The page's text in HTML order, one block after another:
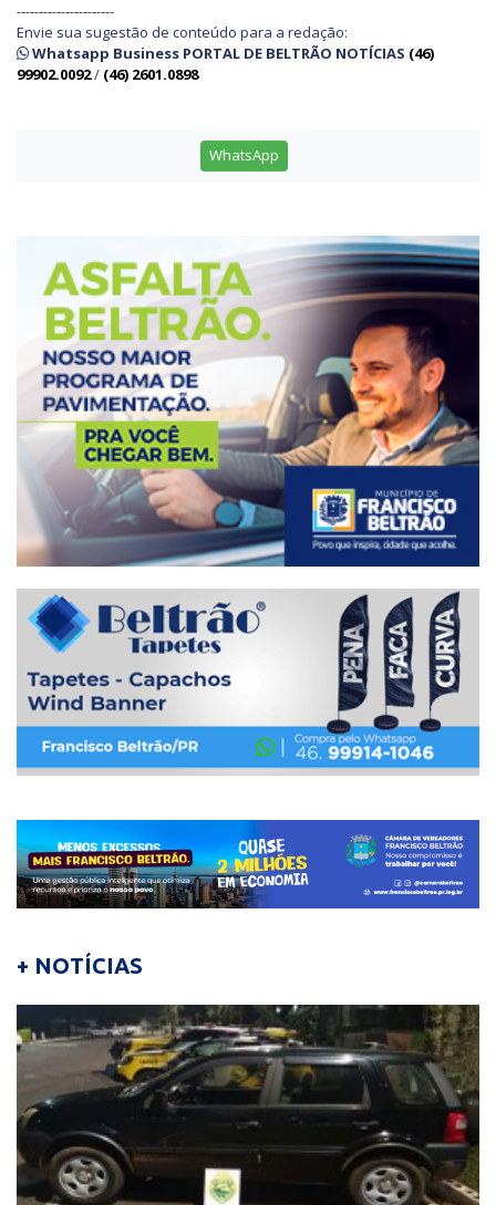
----------------------
Envie sua sugestão de conteúdo para a redação:
Whatsapp Business PORTAL DE BELTRÃO NOTÍCIAS (46)
99902.0092/ (46) 2601.0898
WhatsApp
+ NOTÍCIAS